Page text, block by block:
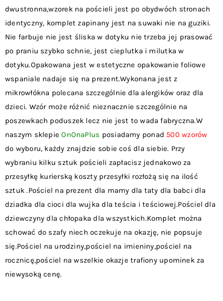
dwustronna,wzorek na pościeli jest po obydwóch stronach
identyczny, komplet zapinany jest na suwaki nie na guziki.
Nie farbuje nie jest śliska w dotyku nie trzeba jej prasować
po praniu szybko schnie, jest cieplutka i milutka w
dotyku.Opakowana jest w estetyczne opakowanie foliowe
wspaniale nadaje się na prezent.Wykonana jest z
mikrowłókna polecana szczególnie dla alergików oraz dla
dzieci. Wzór może różnić nieznacznie szczególnie na
poszewkach poduszek lecz nie jest to wada fabryczna.W
naszym sklepieOnOnaPlus posiadamy ponad 500 wzorów
do wyboru, każdy znajdzie sobie coś dla siebie. Przy
wybraniu kilku sztuk pościeli zapłacisz jednakowo za
przesyłkę kurierską koszty przesyłki rozłożą się na ilość
sztuk .Pościel na prezent dla mamy dla taty dla babci dla
dziadka dla cioci dla wujka dla teścia i teściowej.Pościel dla
dziewczyny dla chłopaka dla wszystkich.Komplet można
schować do szafy niech oczekuje na okazję, nie popsuje
się.Pościel na urodziny,pościel na imieniny,pościel na
rocznicę,pościel na wszelkie okazje trafiony upominek za
niewysoką cenę.